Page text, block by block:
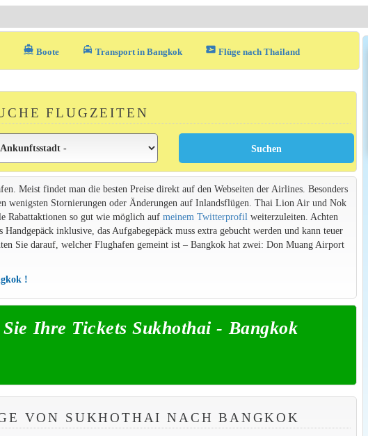
directions_boat Boote local_taxi Transport in Bangkok airplane_ticket Flüge nach Thailand
FLUGZEITEN
Meist findet man die besten Preise direkt auf den Webseiten der Airlines. Besonders
Stornierungen oder Änderungen auf Inlandsflügen. Thai Lion Air und Nok
Rabattaktionen so gut wie möglich auf meinem Twitterprofil weiterzuleiten. Achten
inklusive, das Aufgabegepäck muss extra gebucht werden und kann teuer
Sie darauf, welcher Flughafen gemeint ist – Bangkok hat zwei: Don Muang Airport
!
Ihre Tickets Sukhothai - Bangkok
VON SUKHOTHAI NACH BANGKOK